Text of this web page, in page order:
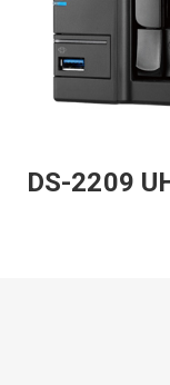
DS-2209